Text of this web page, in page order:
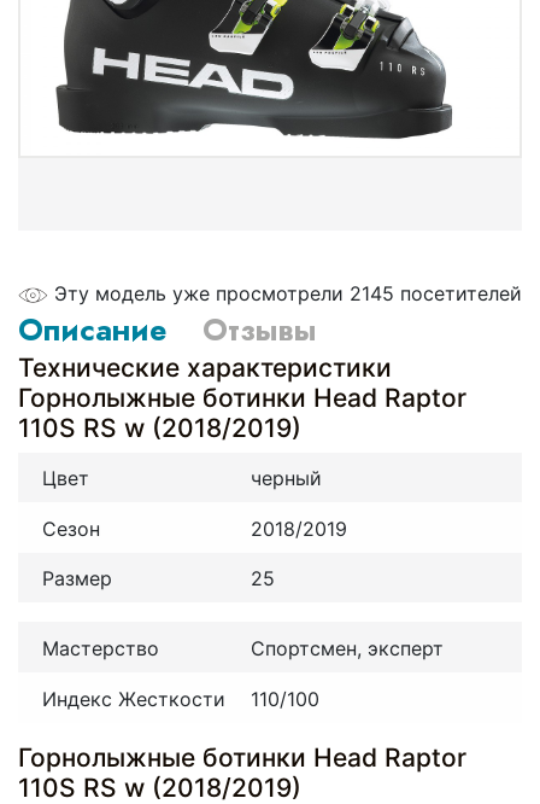
Эту модель уже просмотрели 2145 посетителей
Описание Отзывы
Технические характеристики
Горнолыжные ботинки Head Raptor
110S RS w (2018/2019)
Цвет черный
Сезон 2018/2019
Размер 25
Мастерство Спортсмен, эксперт
Индекс Жесткости 110/100
Горнолыжные ботинки Head Raptor
110S RS w (2018/2019)